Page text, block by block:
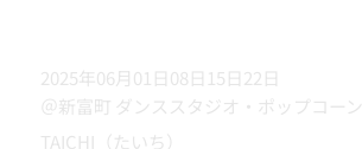
2025年06月01日08日15日22日
＠新富町 ダンススタジオ・ポップコーン
TAICHI（たいち）